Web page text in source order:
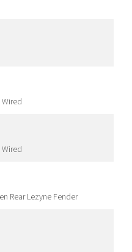
Rear Lezyne Fender